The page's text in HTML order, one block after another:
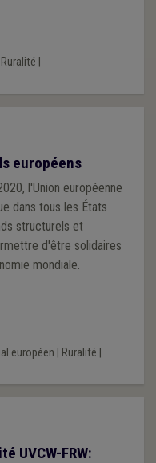
Ruralité
européens
l'Union européenne
dans tous les États
structurels et
d'être solidaires
mondiale.
européen Ruralité
UVCW-FRW: